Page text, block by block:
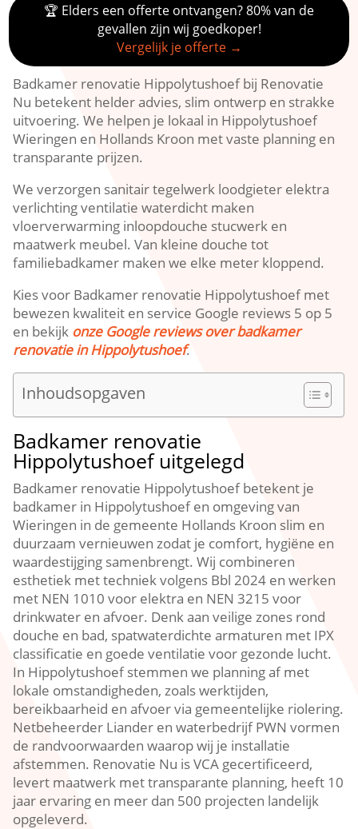
🏆 Elders een offerte ontvangen? 80% van de
gevallen zijn wij goedkoper!
Vergelijk je offerte →
Badkamer renovatie Hippolytushoef bij Renovatie
Nu betekent helder advies, slim ontwerp en strakke
uitvoering.​ We helpen je lokaal in Hippolytushoef
Wieringen en Hollands Kroon met vaste planning en
transparante prijzen.​
We verzorgen sanitair tegelwerk loodgieter elektra
verlichting ventilatie waterdicht maken
vloerverwarming inloopdouche stucwerk en
maatwerk meubel.​ Van kleine douche tot
familiebadkamer maken we elke meter kloppend.​
Kies voor Badkamer renovatie Hippolytushoef met
bewezen kwaliteit en service Google reviews 5 op 5
en bekijk onze Google reviews over badkamer
renovatie in Hippolytushoef.​
Inhoudsopgaven
Badkamer renovatie
Hippolytushoef uitgelegd
Badkamer renovatie Hippolytushoef betekent je
badkamer in Hippolytushoef en omgeving van
Wieringen in de gemeente Hollands Kroon slim en
duurzaam vernieuwen zodat je comfort, hygiëne en
waardestijging samenbrengt.​ Wij combineren
esthetiek met techniek volgens Bbl 2024 en werken
met NEN 1010 voor elektra en NEN 3215 voor
drinkwater en afvoer.​ Denk aan veilige zones rond
douche en bad, spatwaterdichte armaturen met IPX
classificatie en goede ventilatie voor gezonde lucht.​
In Hippolytushoef stemmen we planning af met
lokale omstandigheden, zoals werktijden,
bereikbaarheid en afvoer via gemeentelijke riolering.​
Netbeheerder Liander en waterbedrijf PWN vormen
de randvoorwaarden waarop wij je installatie
afstemmen.​ Renovatie Nu is VCA gecertificeerd,
levert maatwerk met transparante planning, heeft 10
jaar ervaring en meer dan 500 projecten landelijk
opgeleverd.​